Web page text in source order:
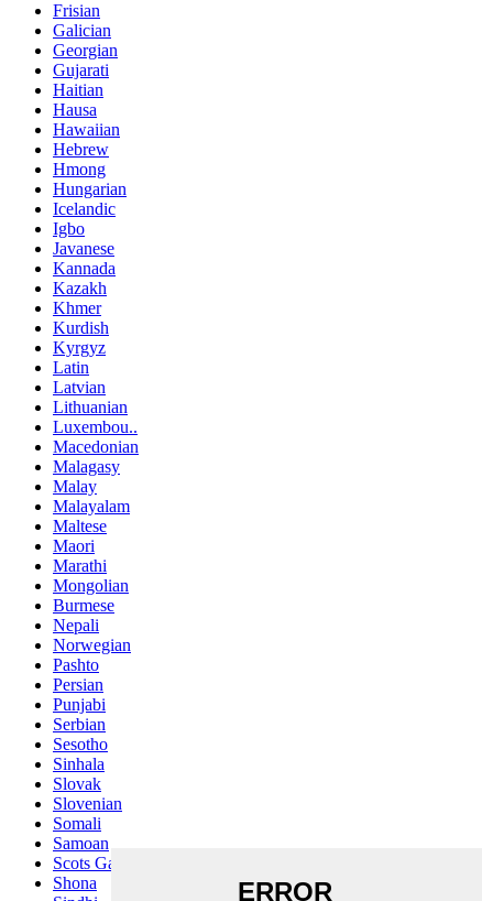
Frisian
Galician
Georgian
Gujarati
Haitian
Hausa
Hawaiian
Hebrew
Hmong
Hungarian
Icelandic
Igbo
Javanese
Kannada
Kazakh
Khmer
Kurdish
Kyrgyz
Latin
Latvian
Lithuanian
Luxembou..
Macedonian
Malagasy
Malay
Malayalam
Maltese
Maori
Marathi
Mongolian
Burmese
Nepali
Norwegian
Pashto
Persian
Punjabi
Serbian
Sesotho
Sinhala
Slovak
Slovenian
Somali
Samoan
Scots Gaelic
Shona